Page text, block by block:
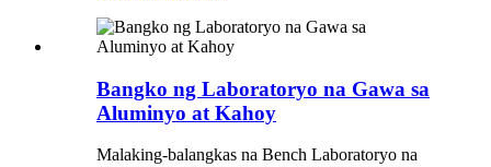
Bangko ng Laboratoryo na Gawa sa
Aluminyo at Kahoy
Malaking-balangkas na Bench Laboratoryo na